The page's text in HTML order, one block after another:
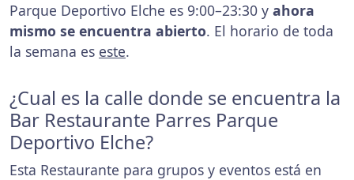
Parque Deportivo Elche es 9:00–23:30 y ahora
mismo se encuentra abierto. El horario de toda
la semana es este.
¿Cual es la calle donde se encuentra la
Bar Restaurante Parres Parque
Deportivo Elche?
Esta Restaurante para grupos y eventos está en